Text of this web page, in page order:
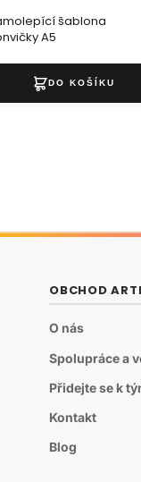
šablona
A5
OBCHOD
O nás
Spolupráce a
Přidejte se k
Kontakt
Blog